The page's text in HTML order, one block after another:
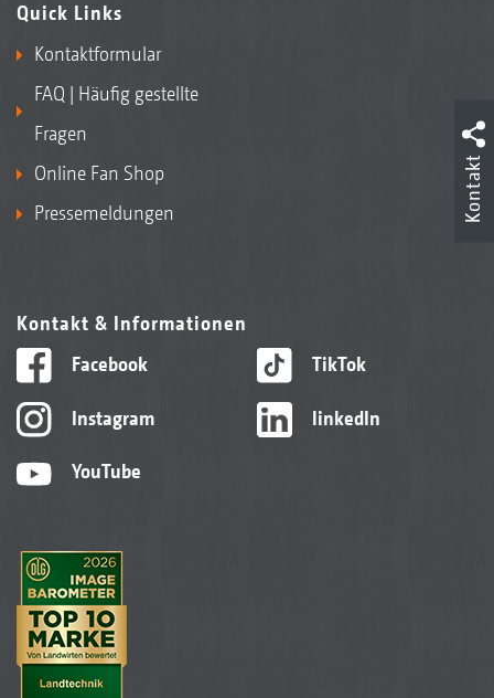
Quick Links
Kontaktformular
FAQ | Häufig gestellte
Fragen
Online Fan Shop
Pressemeldungen
Kontakt & Informationen
Facebook
Instagram
YouTube
TikTok
linkedIn
Kontakt